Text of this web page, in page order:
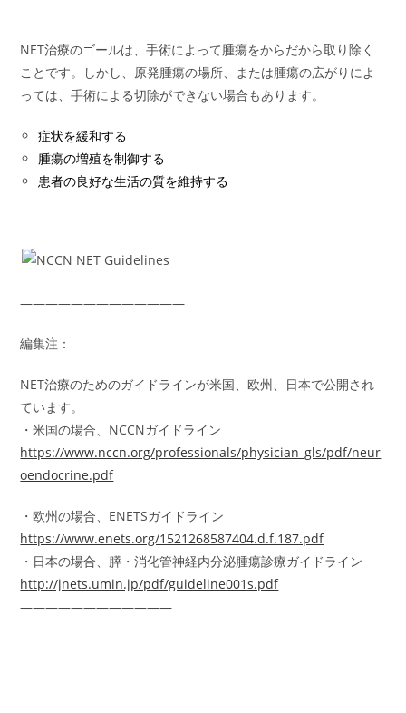
NET治療のゴールは、手術によって腫瘍をからだから取り除く
ことです。しかし、原発腫瘍の場所、または腫瘍の広がりによ
っては、手術による切除ができない場合もあります。
症状を緩和する
腫瘍の増殖を制御する
患者の良好な生活の質を維持する
————―————————
編集注：
NET治療のためのガイドラインが米国、欧州、日本で公開され
ています。
・米国の場合、NCCNガイドライン
https://www.nccn.org/professionals/physician_gls/pdf/neur
oendocrine.pdf
・欧州の場合、ENETSガイドライン
https://www.enets.org/1521268587404.d.f.187.pdf
・日本の場合、膵・消化管神経内分泌腫瘍診療ガイドライン
http://jnets.umin.jp/pdf/guideline001s.pdf
――――――――————